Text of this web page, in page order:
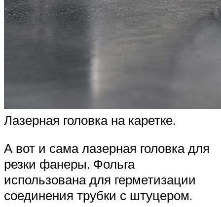
Лазерная головка на каретке.
А вот и сама лазерная головка для
резки фанеры. Фольга
использована для герметизации
соединения трубки с штуцером.